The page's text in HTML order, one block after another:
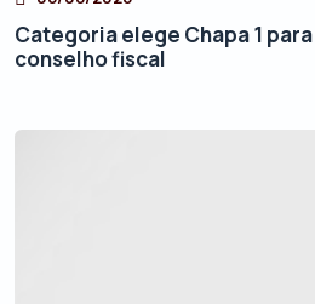
Categoria elege Chapa 1
conselho fiscal